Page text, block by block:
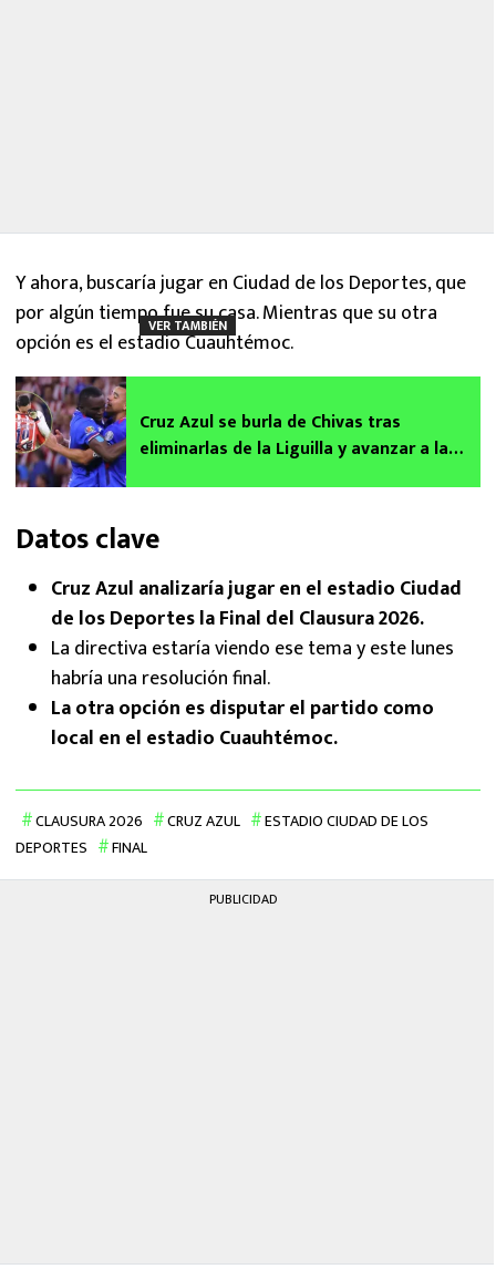
Y ahora, buscaría jugar en Ciudad de los Deportes, que
por algún tiempo fue su casa. Mientras que su otra
opción es el estadio Cuauhtémoc.
VER TAMBIÉN
Cruz Azul se burla de Chivas tras
eliminarlas de la Liguilla y avanzar a la
Datos clave
Cruz Azul analizaría jugar en el estadio Ciudad
de los Deportes la Final del Clausura 2026.
La directiva estaría viendo ese tema y este lunes
habría una resolución final.
La otra opción es disputar el partido como
local en el estadio Cuauhtémoc.
CLAUSURA 2026 CRUZ AZUL
ESTADIO CIUDAD DE LOS
DEPORTES
FINAL
PUBLICIDAD